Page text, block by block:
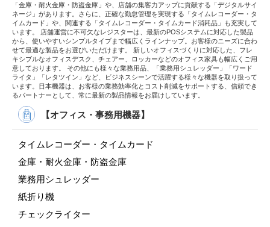
「金庫・耐火金庫・防盗金庫」や、店舗の集客力アップに貢献する「デジタルサイ
ネージ」があります。さらに、正確な勤怠管理を実現する「タイムレコーダー・タ
イムカード」や、関連する「タイムレコーダー・タイムカード消耗品」も充実して
います。 店舗運営に不可欠なレジスターは、最新のPOSシステムに対応した製品
から、使いやすいシンプルタイプまで幅広くラインナップ。お客様のニーズに合わ
せて最適な製品をお選びいただけます。 新しいオフィスづくりに対応した、フレ
キシブルなオフィスデスク、チェアー、ロッカーなどのオフィス家具も幅広くご用
意しております。 その他にも様々な業務用品、「業務用シュレッダー」「ワード
ライタ」「レタツイン」など、ビジネスシーンで活躍する様々な機器を取り扱って
います。日本機器は、お客様の業務効率化とコスト削減をサポートする、信頼でき
るパートナーとして、常に最新の製品情報をお届けしています。
【オフィス・事務用機器】
タイムレコーダー・タイムカード
金庫・耐火金庫・防盗金庫
業務用シュレッダー
紙折り機
チェックライター